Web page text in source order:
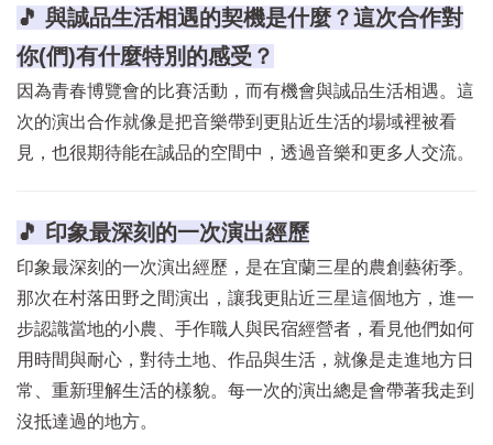
🎵 與誠品生活相遇的契機是什麼？這次合作對
你(們)有什麼特別的感受？
因為青春博覽會的比賽活動，而有機會與誠品生活相遇。這
次的演出合作就像是把音樂帶到更貼近生活的場域裡被看
見，也很期待能在誠品的空間中，透過音樂和更多人交流。
🎵 印象最深刻的一次演出經歷
印象最深刻的一次演出經歷，是在宜蘭三星的農創藝術季。
那次在村落田野之間演出，讓我更貼近三星這個地方，進一
步認識當地的小農、手作職人與民宿經營者，看見他們如何
用時間與耐心，對待土地、作品與生活，就像是走進地方日
常、重新理解生活的樣貌。每一次的演出總是會帶著我走到
沒抵達過的地方。